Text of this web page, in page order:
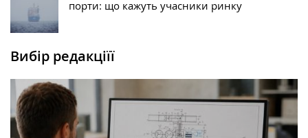
порти: що кажуть учасники ринку
Вибір редакціїї